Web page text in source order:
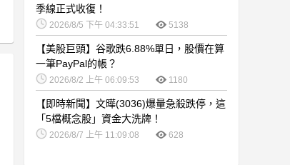
季線正式收復！
2026/8/5 下午 04:33:51 5138
【美股巨頭】谷歌跌6.88%單日，股價在算
一筆PayPal的帳？
2026/8/2 上午 06:09:53 1180
【即時新聞】文曄(3036)爆量急殺跌停，這
「5檔概念股」資金大洗牌！
2026/8/7 上午 11:09:08 628